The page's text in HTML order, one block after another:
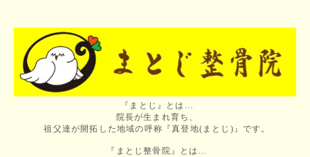
『まとじ』とは…
院長が生まれ育ち、
祖父達が開拓した地域の呼称『真登地(まとじ)』です。
『まとじ整骨院』とは…